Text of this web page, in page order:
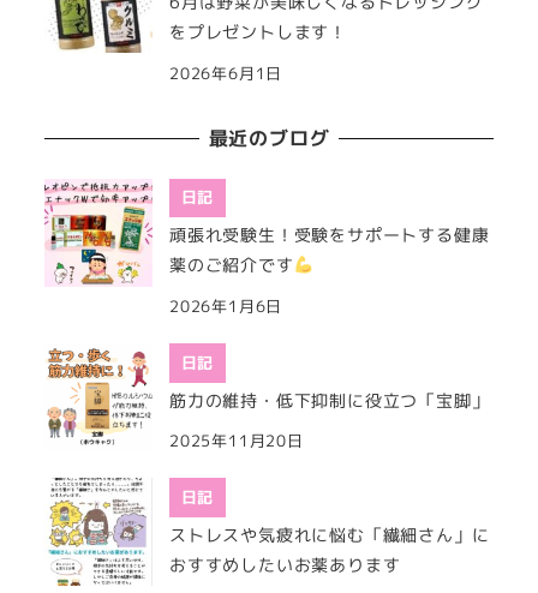
をプレゼントします！
2026年6月1日
最近のブログ
日記
頑張れ受験生！受験をサポートする健康
薬のご紹介です
2026年1月6日
日記
筋力の維持・低下抑制に役立つ「宝脚」
2025年11月20日
日記
ストレスや気疲れに悩む「繊細さん」に
おすすめしたいお薬あります